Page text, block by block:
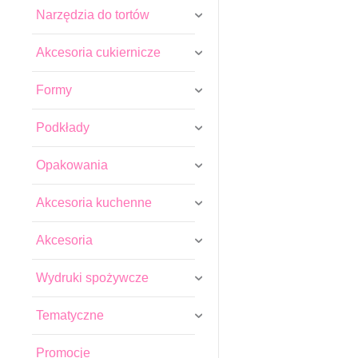
Narzędzia do tortów
Akcesoria cukiernicze
Formy
Podkłady
Opakowania
Akcesoria kuchenne
Akcesoria
Wydruki spożywcze
Tematyczne
Promocje